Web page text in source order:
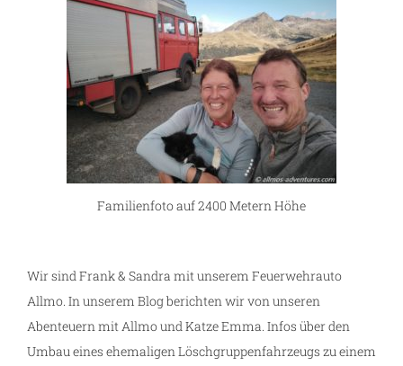
Familienfoto auf 2400 Metern Höhe
Wir sind Frank & Sandra mit unserem Feuerwehrauto
Allmo. In unserem Blog berichten wir von unseren
Abenteuern mit Allmo und Katze Emma. Infos über den
Umbau eines ehemaligen Löschgruppenfahrzeugs zu einem